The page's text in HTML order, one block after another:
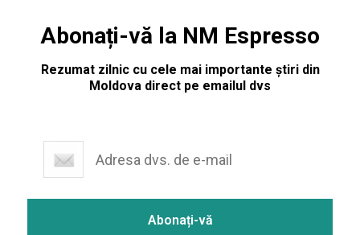
Abonați-vă la NM Espresso
Rezumat zilnic cu cele mai importante știri din
Moldova direct pe emailul dvs